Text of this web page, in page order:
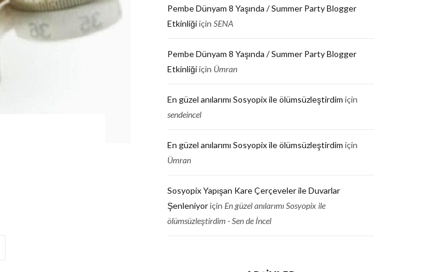
Pembe Dünyam 8 Yaşında / Summer Party Blogger
Etkinliğiiçin SENA
Pembe Dünyam 8 Yaşında / Summer Party Blogger
Etkinliğiiçin Ümran
En güzel anılarımı Sosyopix ile ölümsüzleştirdim için
sendeincel
En güzel anılarımı Sosyopix ile ölümsüzleştirdim için
Ümran
Sosyopix Yapışan Kare Çerçeveler ile Duvarlar
Şenleniyoriçin En güzel anılarımı Sosyopix ile
ölümsüzleştirdim - Sen de İncel